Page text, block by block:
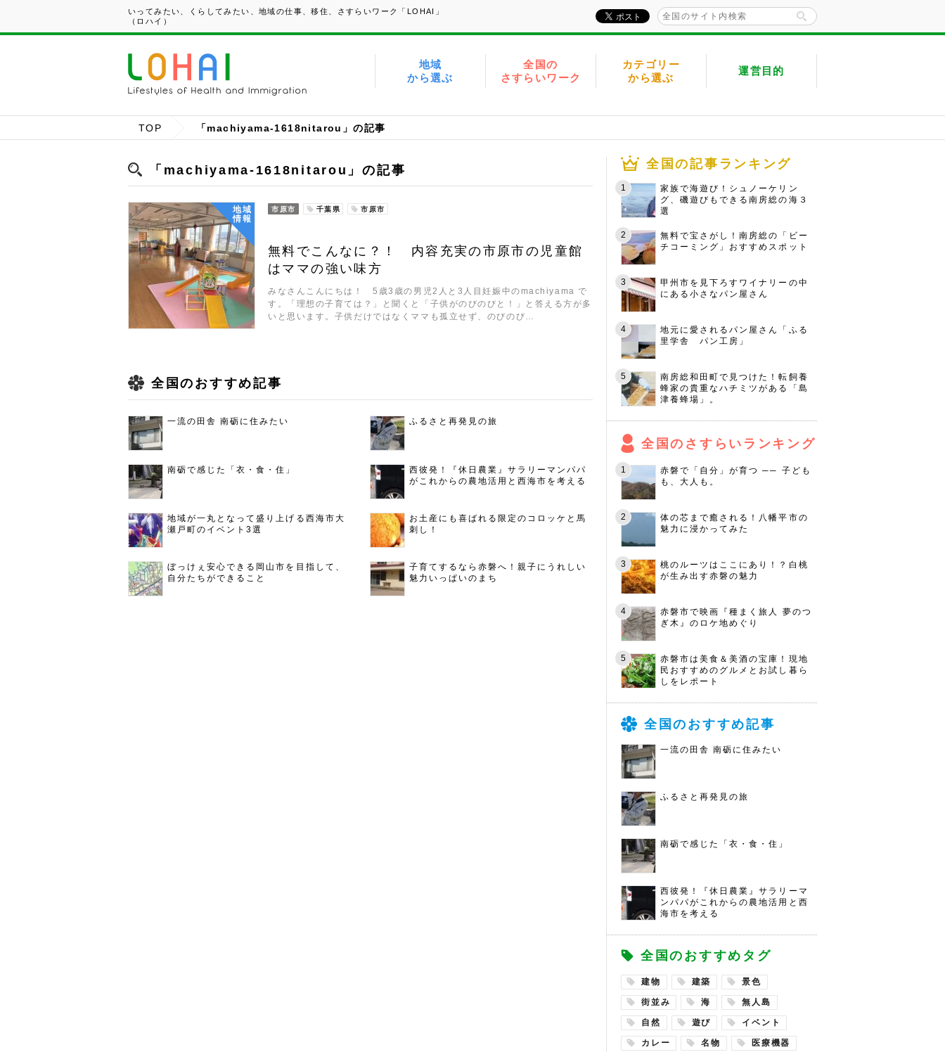
いってみたい、くらしてみたい、地域の仕事、移住、さすらいワーク「LOHAI」
（ロハイ）
地域
から選ぶ
全国の
さすらいワーク
カテゴリー
から選ぶ
運営目的
TOP 「machiyama-1618nitarou」の記事
「machiyama-1618nitarou」の記事
地域
情報
市原市 千葉県 市原市
無料でこんなに？！ 内容充実の市原市の児童館
はママの強い味方
みなさんこんにちは！ 5歳3歳の男児2人と3人目妊娠中のmachiyama で
す。「理想の子育ては？」と聞くと「子供がのびのびと！」と答える方が多
いと思います。子供だけではなくママも孤立せず、のびのび…
全国のおすすめ記事
一流の田舎 南砺に住みたい ふるさと再発見の旅
南砺で感じた「衣・食・住」
西彼発！『休日農業』サラリーマンパパ
がこれからの農地活用と西海市を考える
地域が一丸となって盛り上げる西海市大
瀬戸町のイベント3選
お土産にも喜ばれる限定のコロッケと馬
刺し！
ぼっけぇ安心できる岡山市を目指して、
自分たちができること
子育てするなら赤磐へ！親子にうれしい
魅力いっぱいのまち
全国の記事ランキング
家族で海遊び！シュノーケリン
グ、磯遊びもできる南房総の海３
選
無料で宝さがし！南房総の「ビー
チコーミング」おすすめスポット
甲州市を見下ろすワイナリーの中
にある小さなパン屋さん
地元に愛されるパン屋さん「ふる
里学舎 パン工房」
南房総和田町で見つけた！転飼養
蜂家の貴重なハチミツがある「島
津養蜂場」。
全国のさすらいランキング
赤磐で「自分」が育つ ── 子ども
も、大人も。
体の芯まで癒される！八幡平市の
魅力に浸かってみた
桃のルーツはここにあり！？白桃
が生み出す赤磐の魅力
赤磐市で映画『種まく旅人 夢のつ
ぎ木』のロケ地めぐり
赤磐市は美食＆美酒の宝庫！現地
民おすすめのグルメとお試し暮ら
しをレポート
全国のおすすめ記事
一流の田舎 南砺に住みたい
ふるさと再発見の旅
南砺で感じた「衣・食・住」
西彼発！『休日農業』サラリーマ
ンパパがこれからの農地活用と西
海市を考える
全国のおすすめタグ
建物 建築 景色
街並み 海 無人島
自然 遊び イベント
カレー 名物 医療機器